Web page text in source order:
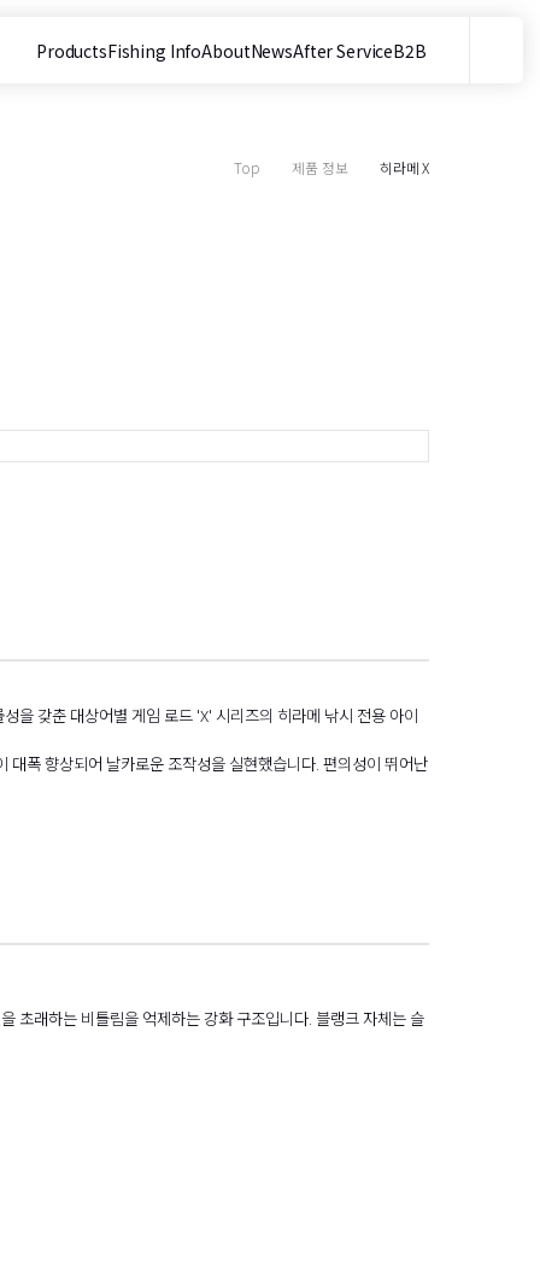
ProductsFishing InfoAboutNewsAfter ServiceB2B
사이트 내 검색
Top 제품 정보 히라메 X
을 갖춘 대상어별 게임 로드 'X' 시리즈의 히라메 낚시 전용 아이
폭 향상되어 날카로운 조작성을 실현했습니다. 편의성이 뛰어난
초래하는 비틀림을 억제하는 강화 구조입니다. 블랭크 자체는 슬